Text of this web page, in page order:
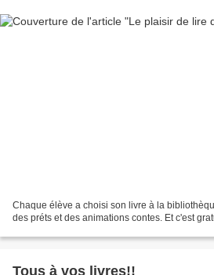
Chaque élève a choisi son livre à la
des préts et des animations contes. Et c'est
Tous à vos livres!!